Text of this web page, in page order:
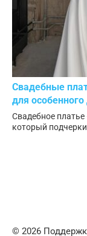
Свадебные
для особенного
Свадебное
который
© 2026